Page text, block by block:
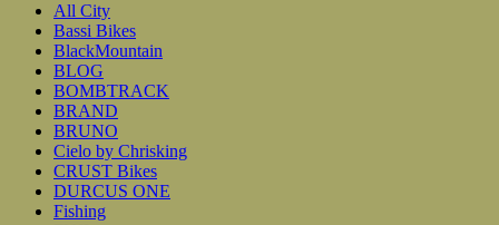
All City
Bassi Bikes
BlackMountain
BLOG
BOMBTRACK
BRAND
BRUNO
Cielo by Chrisking
CRUST Bikes
DURCUS ONE
Fishing